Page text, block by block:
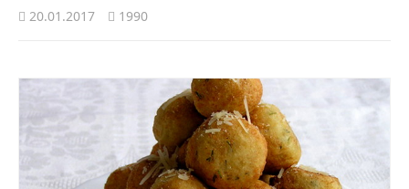
20.01.2017 1990